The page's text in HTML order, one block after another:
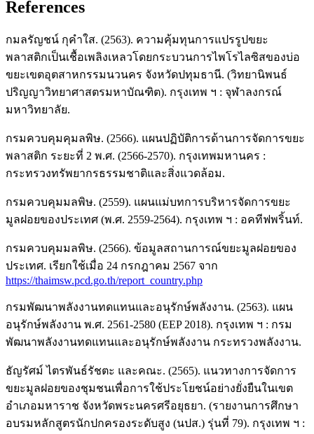
References
กมลรัญชน์ กุคำใส. (2563). ความคุ้มทุนการแปรรูปขยะ
พลาสติกเป็นเชื้อเพลิงเหลวโดยกระบวนการไพโรไลซิสของบ่อ
ขยะเขตอุตสาหกรรมนวนคร จังหวัดปทุมธานี. (วิทยานิพนธ์
ปริญญาวิทยาศาสตรมหาบัณฑิต). กรุงเทพ ฯ : จุฬาลงกรณ์
มหาวิทยาลัย.
กรมควบคุมคุมลพิษ. (2566). แผนปฏิบัติการด้านการจัดการขยะ
พลาสติก ระยะที่ 2 พ.ศ. (2566-2570). กรุงเทพมหานคร :
กระทรวงทรัพยากรธรรมชาติและสิ่งแวดล้อม.
กรมควบคุมมลพิษ. (2559). แผนแม่บทการบริหารจัดการขยะ
มูลฝอยของประเทศ (พ.ศ. 2559-2564). กรุงเทพ ฯ : อคทีฟพริ้นท์.
กรมควบคุมมลพิษ. (2566). ข้อมูลสถานการณ์ขยะมูลฝอยของ
ประเทศ. เรียกใช้เมื่อ 24 กรกฎาคม 2567 จาก
https://thaimsw.pcd.go.th/report_country.php
กรมพัฒนาพลังงานทดแทนและอนุรักษ์พลังงาน. (2563). แผน
อนุรักษ์พลังงาน พ.ศ. 2561-2580 (EEP 2018). กรุงเทพ ฯ : กรม
พัฒนาพลังงานทดแทนและอนุรักษ์พลังงาน กระทรวงพลังงาน.
ธัญรัศม์ ไตรพันธ์รัชตะ และคณะ. (2565). แนวทางการจัดการ
ขยะมูลฝอยของชุมชนเพื่อการใช้ประโยชน์อย่างยั่งยืนในเขต
อำเภอมหาราช จังหวัดพระนครศรีอยุธยา. (รายงานการศึกษา
อบรมหลักสูตรนักปกครองระดับสูง (นปส.) รุ่นที่ 79). กรุงเทพ ฯ :